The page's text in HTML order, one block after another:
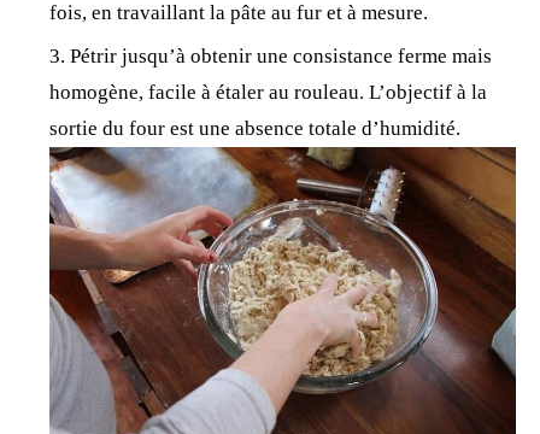
fois, en travaillant la pâte au fur et à mesure.
Pétrir jusqu’à obtenir une consistance ferme mais
homogène, facile à étaler au rouleau. L’objectif à la
sortie du four est une absence totale d’humidité.